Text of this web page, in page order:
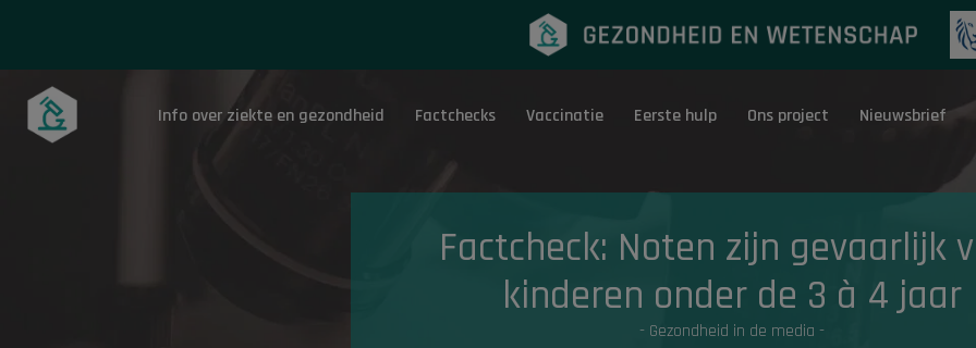
Onderwerpen Eerste hulp
Info over ziekte en gezondheid Factchecks Vaccinatie Eerste hulp Ons project Nieuwsbrief
Factcheck: Noten zijn gevaarlijk
kinderen onder de 3 à 4 jaar
- Gezondheid in de media -